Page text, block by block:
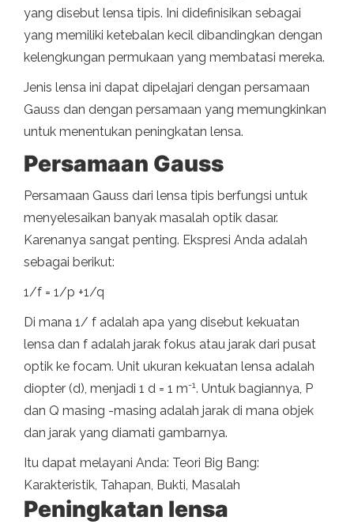
yang disebut lensa tipis. Ini didefinisikan sebagai
yang memiliki ketebalan kecil dibandingkan dengan
kelengkungan permukaan yang membatasi mereka.
Jenis lensa ini dapat dipelajari dengan persamaan
Gauss dan dengan persamaan yang memungkinkan
untuk menentukan peningkatan lensa.
Persamaan Gauss
Persamaan Gauss dari lensa tipis berfungsi untuk
menyelesaikan banyak masalah optik dasar.
Karenanya sangat penting. Ekspresi Anda adalah
sebagai berikut:
1/f = 1/p +1/q
Di mana 1/ f adalah apa yang disebut kekuatan
lensa dan f adalah jarak fokus atau jarak dari pusat
optik ke focam. Unit ukuran kekuatan lensa adalah
diopter (d), menjadi 1 d = 1 m-1. Untuk bagiannya, P
dan Q masing -masing adalah jarak di mana objek
dan jarak yang diamati gambarnya.
Itu dapat melayani Anda: Teori Big Bang:
Karakteristik, Tahapan, Bukti, Masalah
Peningkatan lensa